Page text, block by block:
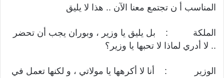
المناسب أ ن تجتمع معنا الآن .. هذا لا يليق
الملكة : بل يليق يا وزير ، وبوران يجب أن تحضر
.. لا أدري لماذا لا تحبها يا وزير؟
الوزير : أنا لا أكرهها يا مولاتي ، و لكنها تعمل في